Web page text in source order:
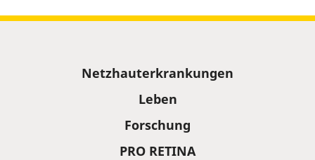
Netzhauterkrankungen
Leben
Forschung
PRO RETINA